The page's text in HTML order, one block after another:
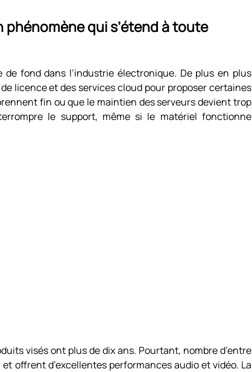
phénomène qui s’étend à toute
fond dans l’industrie électronique. De plus en plus
licence et des services cloud pour proposer certaines
fin ou que le maintien des serveurs devient trop
le support, même si le matériel fonctionne
visés ont plus de dix ans. Pourtant, nombre d’entre
offrent d’excellentes performances audio et vidéo. La